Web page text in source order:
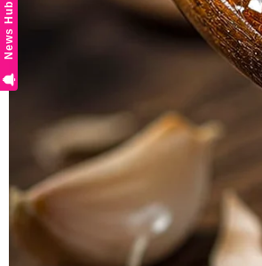
News Hub